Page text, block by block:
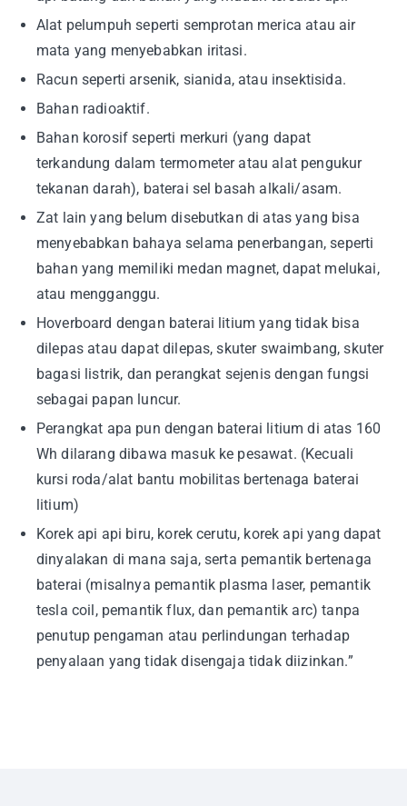
Alat pelumpuh seperti semprotan merica atau air
mata yang menyebabkan iritasi.
Racun seperti arsenik, sianida, atau insektisida.
Bahan radioaktif.
Bahan korosif seperti merkuri (yang dapat
terkandung dalam termometer atau alat pengukur
tekanan darah), baterai sel basah alkali/asam.
Zat lain yang belum disebutkan di atas yang bisa
menyebabkan bahaya selama penerbangan, seperti
bahan yang memiliki medan magnet, dapat melukai,
atau mengganggu.
Hoverboard dengan baterai litium yang tidak bisa
dilepas atau dapat dilepas, skuter swaimbang, skuter
bagasi listrik, dan perangkat sejenis dengan fungsi
sebagai papan luncur.
Perangkat apa pun dengan baterai litium di atas 160
Wh dilarang dibawa masuk ke pesawat. (Kecuali
kursi roda/alat bantu mobilitas bertenaga baterai
litium)
Korek api api biru, korek cerutu, korek api yang dapat
dinyalakan di mana saja, serta pemantik bertenaga
baterai (misalnya pemantik plasma laser, pemantik
tesla coil, pemantik flux, dan pemantik arc) tanpa
penutup pengaman atau perlindungan terhadap
penyalaan yang tidak disengaja tidak diizinkan.”